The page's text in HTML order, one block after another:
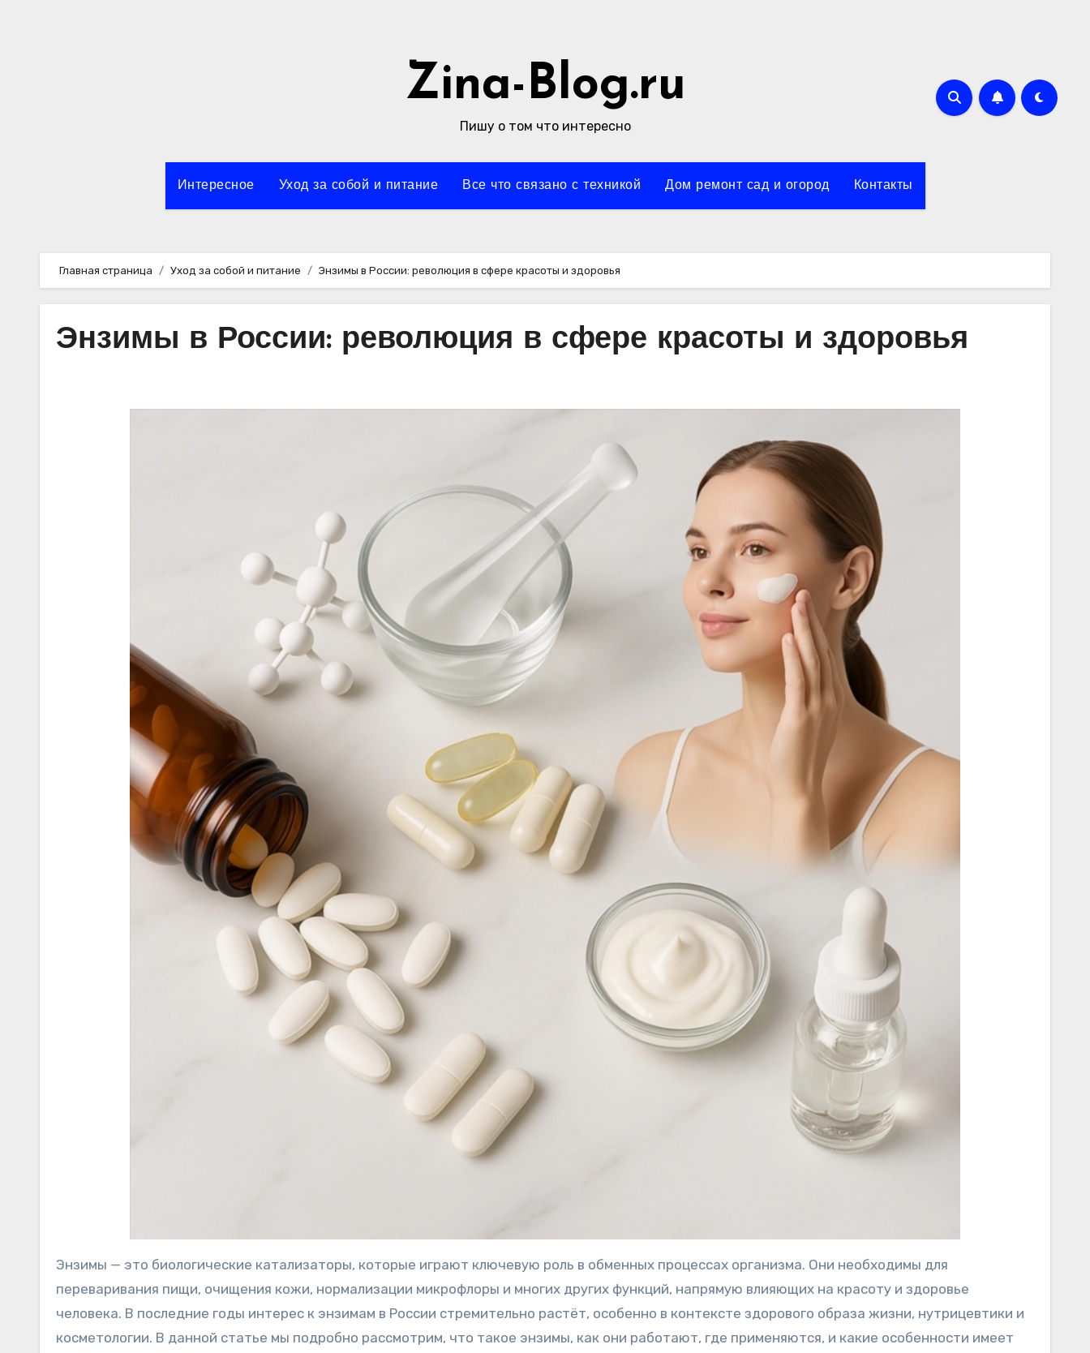
Zina-Blog.ru
Пишу о том что интересно
Интересное Уход за собой и питание Все что связано с техникой Дом ремонт сад и огород Контакты
Главная страница Уход за собой и питание Энзимы в России: революция в сфере красоты и здоровья
Энзимы в России: революция в сфере красоты и здоровья
Энзимы — это биологические катализаторы, которые играют ключевую роль в обменных процессах организма. Они необходимы для
переваривания пищи, очищения кожи, нормализации микрофлоры и многих других функций, напрямую влияющих на красоту и здоровье
человека. В последние годы интерес к энзимам в России стремительно растёт, особенно в контексте здорового образа жизни, нутрицевтики и
косметологии. В данной статье мы подробно рассмотрим, что такое энзимы, как они работают, где применяются, и какие особенности имеет